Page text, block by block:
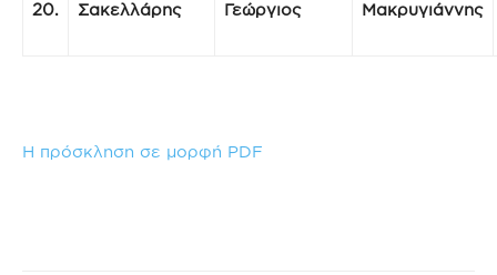
20. Σακελλάρης Γεώργιος Μακρυγιάννης
Η πρόσκληση σε μορφή PDF